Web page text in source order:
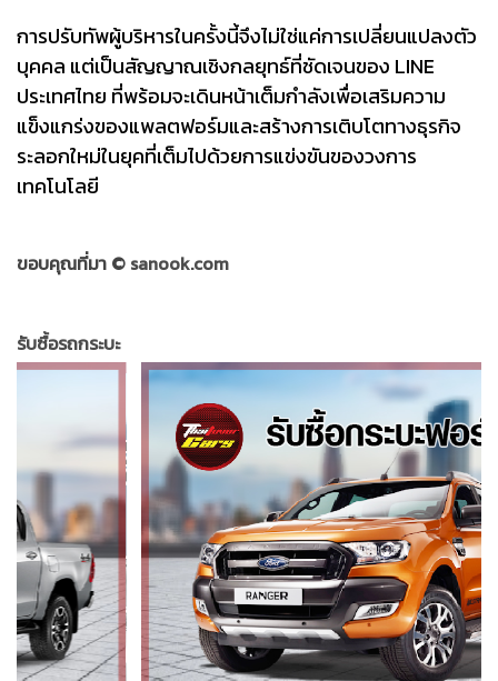
การปรับทัพผู้บริหารในครั้งนี้จึงไม่ใช่แค่การเปลี่ยนแปลงตัว
บุคคล แต่เป็นสัญญาณเชิงกลยุทธ์ที่ชัดเจนของ LINE
ประเทศไทย ที่พร้อมจะเดินหน้าเต็มกำลังเพื่อเสริมความ
แข็งแกร่งของแพลตฟอร์มและสร้างการเติบโตทางธุรกิจ
ระลอกใหม่ในยุคที่เต็มไปด้วยการแข่งขันของวงการ
เทคโนโลยี
ขอบคุณที่มา © sanook.com
รับซื้อรถกระบะ